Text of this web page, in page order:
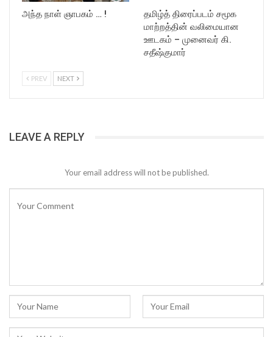
அந்த நாள் ஞாபகம் … !
தமிழ்த் திரைப்படம் சமூக
மாற்றத்தின் வலிமையான
ஊடகம் – முனைவர் கி.
சதீஷ்குமார்
PREV NEXT
LEAVE A REPLY
Your email address will not be published.